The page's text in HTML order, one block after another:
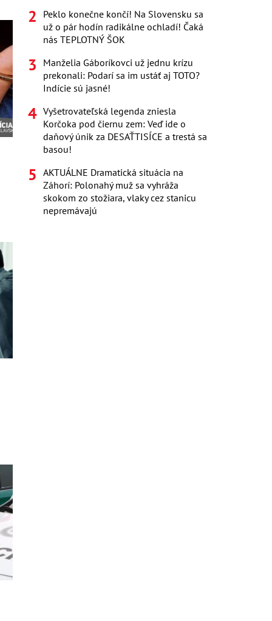
Peklo konečne končí! Na Slovensku sa
už o pár hodín radikálne ochladí! Čaká
nás TEPLOTNÝ ŠOK
Manželia Gáboríkovci už jednu krízu
prekonali: Podarí sa im ustáť aj TOTO?
Indície sú jasné!
Vyšetrovateľská legenda zniesla
Korčoka pod čiernu zem: Veď ide o
daňový únik za DESAŤTISÍCE a trestá sa
basou!
AKTUÁLNE Dramatická situácia na
Záhorí: Polonahý muž sa vyhráža
skokom zo stožiara, vlaky cez stanicu
nepremávajú